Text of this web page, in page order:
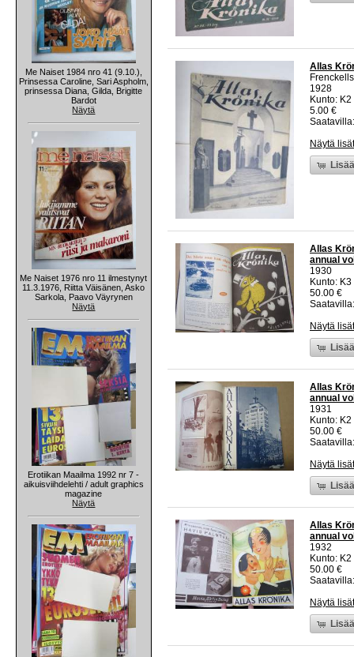
Me Naiset 1984 nro 41 (9.10.),
Prinsessa Caroline, Sari Aspholm,
prinsessa Diana, Gilda, Brigitte
Bardot
Näytä
Me Naiset 1976 nro 11 ilmestynyt
11.3.1976, Riitta Väisänen, Asko
Sarkola, Paavo Väyrynen
Näytä
Erotiikan Maailma 1992 nr 7 -
aikuisviihdelehti / adult graphics
magazine
Näytä
Allas
1928
Kunto:
5.00 €
Näytä
Allas
annual
1930
Kunto:
50.00 €
Näytä
Allas
annual
1931
Kunto:
50.00 €
Näytä
Allas
annual
1932
Kunto:
50.00 €
Näytä